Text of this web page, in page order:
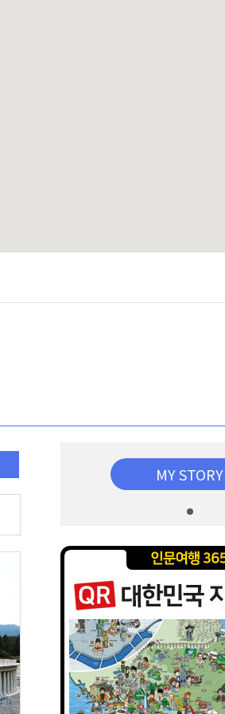
MY STORY